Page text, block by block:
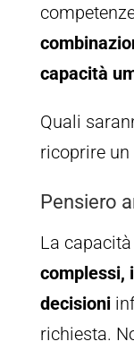
capacità
Quali
ricoprire
Pensiero
La capacità
complessi,
decisioni
richiesta.